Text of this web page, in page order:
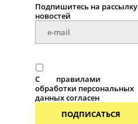
Подпишитесь на рассылку
новостей
С
правилами
обработки персональных
данных согласен
ПОДПИСАТЬСЯ